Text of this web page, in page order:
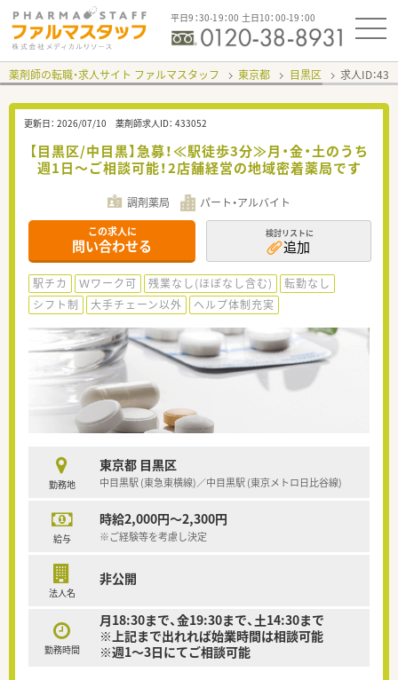
平日9：30-19：00 土日10：00-19：00
薬剤師の転職・求人サイト ファルマスタッフ 東京都 目黒区 求人ID：
更新日： 2026/07/10 薬剤師求人ID： 433052
【目黒区/中目黒】急募！≪駅徒歩3分≫月・金・土のうち
週1日～ご相談可能！2店舗経営の地域密着薬局です
調剤薬局 パート・アルバイト
この求人に
問い合わせる
検討リストに
追加
駅チカ Ｗワーク可 残業なし(ほぼなし含む)
転勤なし
シフト制
大手チェーン以外 ヘルプ体制充実
勤務地
東京都 目黒区
中目黒駅 (東急東横線)／中目黒駅 (東京メトロ日比谷線)
給与
時給2,000円～2,300円
※ご経験等を考慮し決定
法人名
非公開
勤務時間
月18:30まで、金19:30まで、土14:30まで
※上記まで出れれば始業時間は相談可能
※週1～3日にてご相談可能